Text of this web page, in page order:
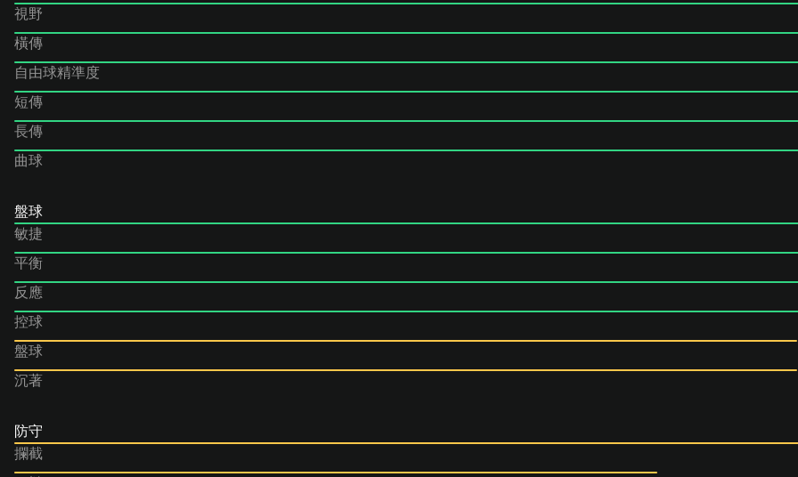
視野
橫傳
自由球精準度
短傳
長傳
曲球
盤球
敏捷
平衡
反應
控球
盤球
沉著
防守
攔截